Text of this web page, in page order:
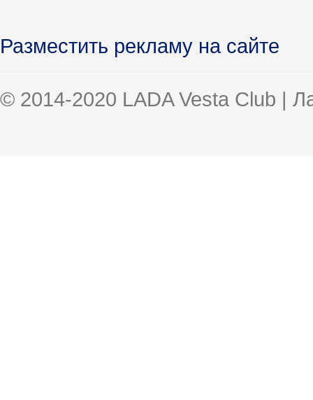
Разместить рекламу на сайте
© 2014-2020 LADA Vesta Club |